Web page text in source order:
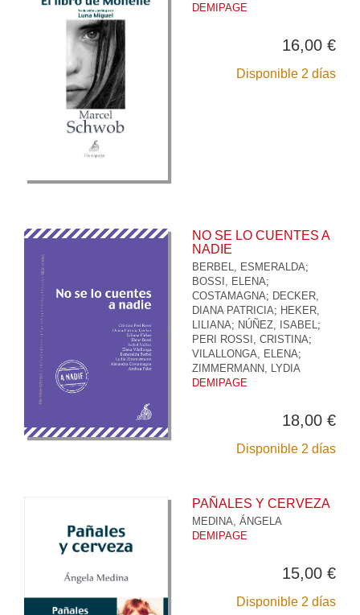
DEMIPAGE
16,00 €
Disponible 2 días
NO SE LO CUENTES A
NADIE
BERBEL, ESMERALDA;
BOSSI, ELENA;
COSTAMAGNA; DECKER,
DIANA PATRICIA; HEKER,
LILIANA; NÚÑEZ, ISABEL;
PERI ROSSI, CRISTINA;
VILALLONGA, ELENA;
ZIMMERMANN, LYDIA
DEMIPAGE
18,00 €
Disponible 2 días
PAÑALES Y CERVEZA
MEDINA, ÁNGELA
DEMIPAGE
15,00 €
Disponible 2 días